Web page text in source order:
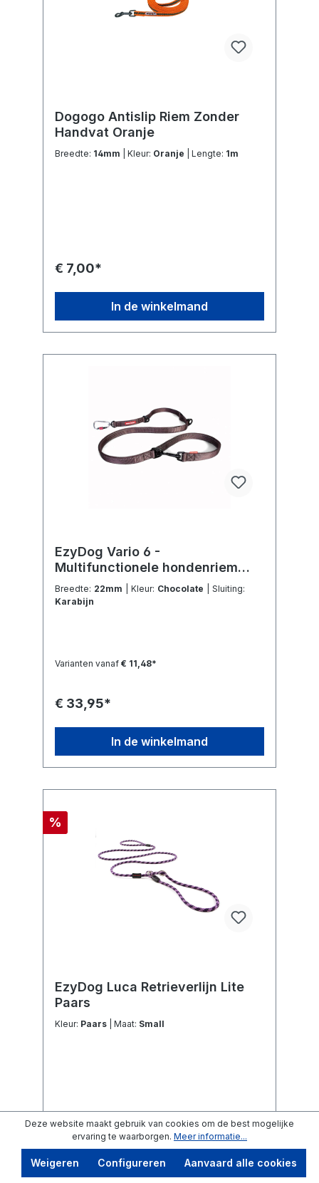
Dogogo Antislip Riem Zonder
Handvat Oranje
Breedte: 14mm | Kleur: Oranje | Lengte: 1m
€ 7,00*
In de winkelmand
EzyDog Vario 6 -
Multifunctionele hondenriem
Chocolate
Breedte: 22mm | Kleur: Chocolate
| Sluiting:
Karabijn
Varianten vanaf € 11,48*
€ 33,95*
In de winkelmand
%
EzyDog Luca Retrieverlijn Lite
Paars
Kleur: Paars | Maat: Small
€ 22,36* Adviesprijs€ 27,95* (20%
bespaard)
Deze website maakt gebruik van cookies om de best mogelijke
ervaring te waarborgen. Meer informatie...
Weigeren Configureren Aanvaard alle cookies